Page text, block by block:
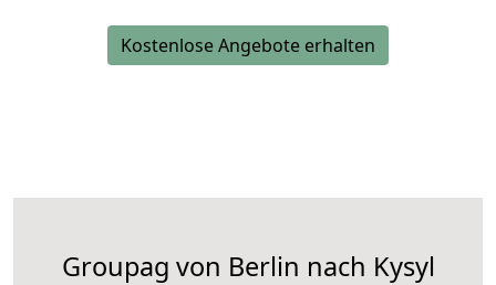
Kostenlose Angebote erhalten
Groupag von Berlin nach Kysyl